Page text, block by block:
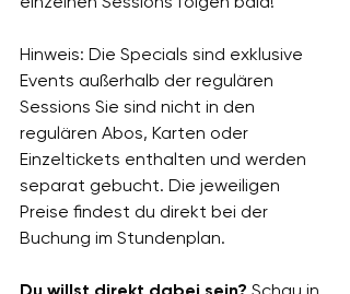
Hinweis: Die Specials sind exklusive
Events außerhalb der regulären
Sessions Sie sind nicht in den
regulären Abos, Karten oder
Einzeltickets enthalten und werden
separat gebucht. Die jeweiligen
Preise findest du direkt bei der
Buchung im Stundenplan.
Du willst direkt dabei sein? Schau in